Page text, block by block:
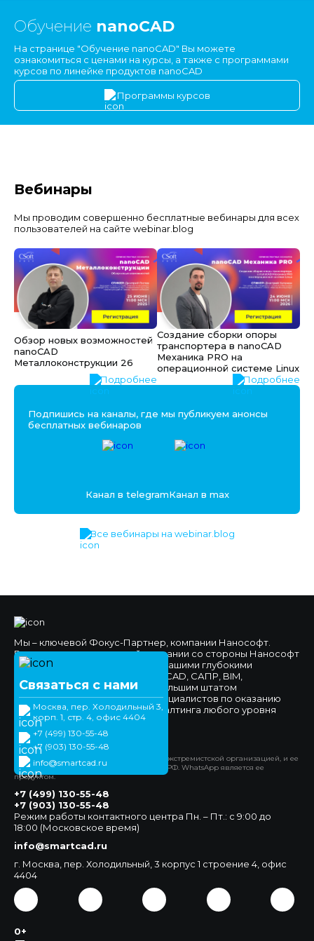
Обучение nanoCAD
На странице "Обучение nanoCAD" Вы можете
ознакомиться с ценами на курсы, а также с программами
курсов по линейке продуктов nanoCAD
Программы курсов
Вебинары
Мы проводим совершенно бесплатные вебинары для всех
пользователей на сайте webinar.blog
Обзор новых возможностей
nanoCAD
Металлоконструкции 26
Подробнее
Создание сборки опоры
транспортера в nanoCAD
Механика PRO на
операционной системе Linux
Подробнее
Подпишись на каналы, где мы публикуем анонсы
бесплатных вебинаров
Канал в telegramКанал в max
Все вебинары на webinar.blog
Связаться с нами
Москва, пер. Холодильный 3,
корп. 1, стр. 4, офис 4404
+7 (499) 130-55-48
+7 (903) 130-55-48
info@smartcad.ru
Мы – ключевой Фокус-Партнер, компании Нанософт.
Высокое доверие к нашей компании со стороны Нанософт
и наших клиентов обеспечено нашими глубокими
компетенциями в области nanoCAD, САПР, BIM,
импортозамещения, а также большим штатом
высококвалифицированных специалистов по оказанию
технической поддержки и консалтинга любого уровня
сложности.
Официальный сайт
*Компания Meta Platforms Inc. признана экстремистской организацией, и ее
деятельность запрещена на территории РФ. WhatsApp является ее
продуктом.
+7 (499) 130-55-48
+7 (903) 130-55-48
Режим работы контактного центра Пн. – Пт.: с 9:00 до
18:00 (Московское время)
info@smartcad.ru
г. Москва, пер. Холодильный, 3 корпус 1 строение 4, офис
4404
0+